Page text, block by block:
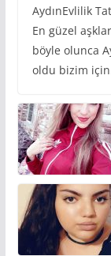
AydınEvlilik
En güzel
böyle olunca
oldu bizim